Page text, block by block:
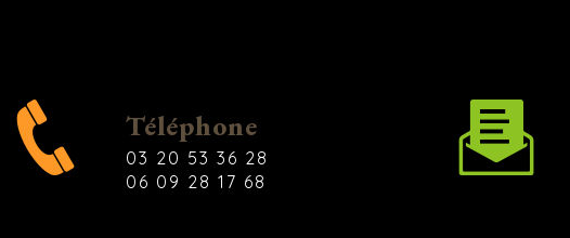
Téléphone
03 20 53 36 28
06 09 28 17 68